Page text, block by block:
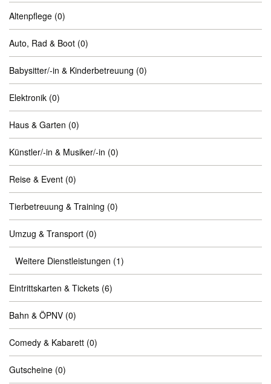
Altenpflege (0)
Auto, Rad & Boot (0)
Babysitter/-in & Kinderbetreuung (0)
Elektronik (0)
Haus & Garten (0)
Künstler/-in & Musiker/-in (0)
Reise & Event (0)
Tierbetreuung & Training (0)
Umzug & Transport (0)
Weitere Dienstleistungen (1)
Eintrittskarten & Tickets (6)
Bahn & ÖPNV (0)
Comedy & Kabarett (0)
Gutscheine (0)